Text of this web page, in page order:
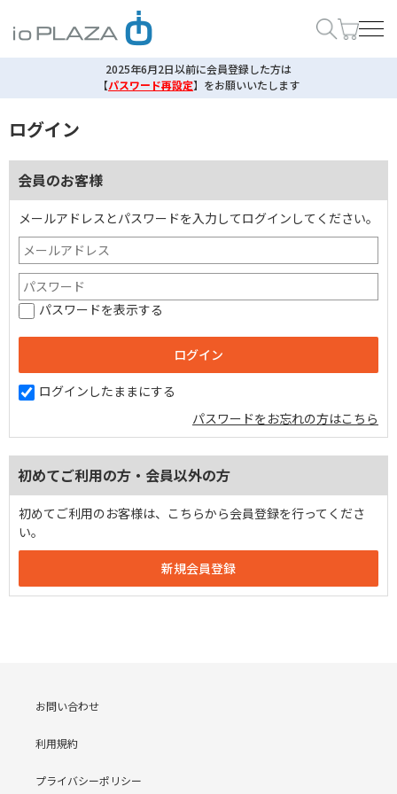
2025年6月2日以前に会員登録した方は
【パスワード再設定】 をお願いいたします
ログイン
会員のお客様
メールアドレスとパスワードを入力してログインしてください。
パスワードを表示する
ログインしたままにする
パスワードをお忘れの方はこちら
初めてご利用の方・会員以外の方
初めてご利用のお客様は、こちらから会員登録を行ってくださ
い。
お問い合わせ
利用規約
プライバシーポリシー